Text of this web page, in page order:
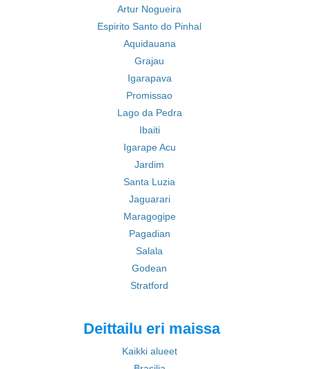
Artur Nogueira
Espirito Santo do Pinhal
Aquidauana
Grajau
Igarapava
Promissao
Lago da Pedra
Ibaiti
Igarape Acu
Jardim
Santa Luzia
Jaguarari
Maragogipe
Pagadian
Salala
Godean
Stratford
Deittailu eri maissa
Kaikki alueet